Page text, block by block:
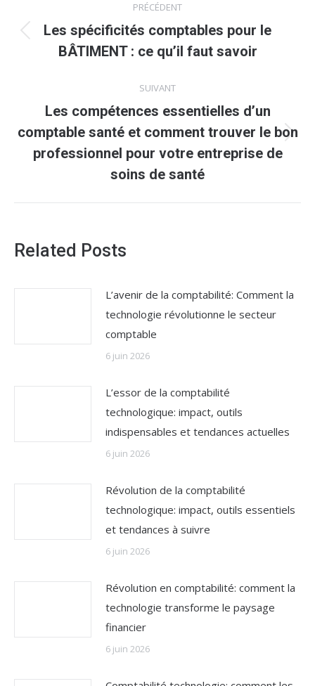
article
PRÉCÉDENT
Article
précédent
Les spécificités comptables pour le
BÂTIMENT : ce qu’il faut savoir
SUIVANT
Article
suivant
:
Les compétences essentielles d’un
comptable santé et comment trouver le bon
professionnel pour votre entreprise de
soins de santé
Related Posts
L’avenir de la comptabilité: Comment la
technologie révolutionne le secteur
comptable
6 juin 2026
L’essor de la comptabilité
technologique: impact, outils
indispensables et tendances actuelles
6 juin 2026
Révolution de la comptabilité
technologique: impact, outils essentiels
et tendances à suivre
6 juin 2026
Révolution en comptabilité: comment la
technologie transforme le paysage
financier
6 juin 2026